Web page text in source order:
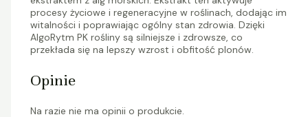
procesy życiowe i regeneracyjne w roślinach, dodając im
witalności i poprawiając ogólny stan zdrowia. Dzięki
AlgoRytm PK rośliny są silniejsze i zdrowsze, co
przekłada się na lepszy wzrost i obfitość plonów.
Opinie
Na razie nie ma opinii o produkcie.